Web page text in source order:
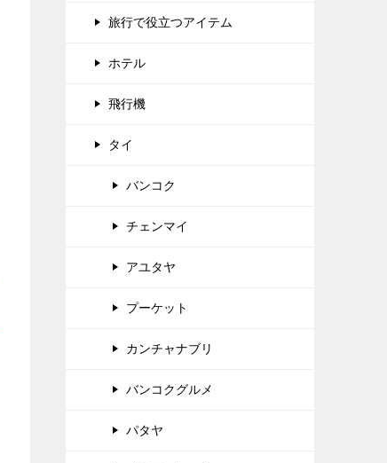
旅行で役立つアイテム
ホテル
飛行機
タイ
バンコク
チェンマイ
アユタヤ
プーケット
カンチャナブリ
バンコクグルメ
パタヤ